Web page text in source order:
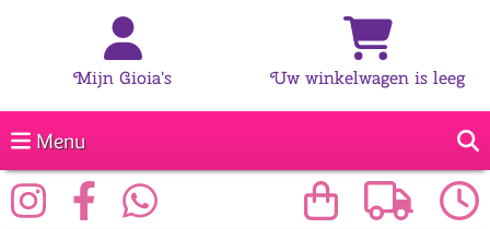
Mijn Gioia's Uw winkelwagen is leeg
Menu